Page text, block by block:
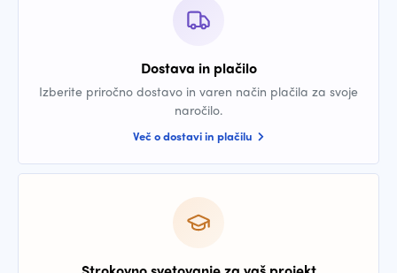
Dostava in plačilo
Izberite priročno dostavo in varen način plačila za svoje
naročilo.
Več o dostavi in plačilu